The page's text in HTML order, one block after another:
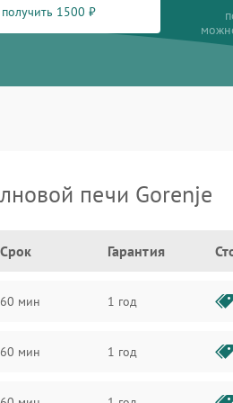
1500 ₽
печи Gorenje
Срок Гарантия
60 мин 1 год
60 мин 1 год